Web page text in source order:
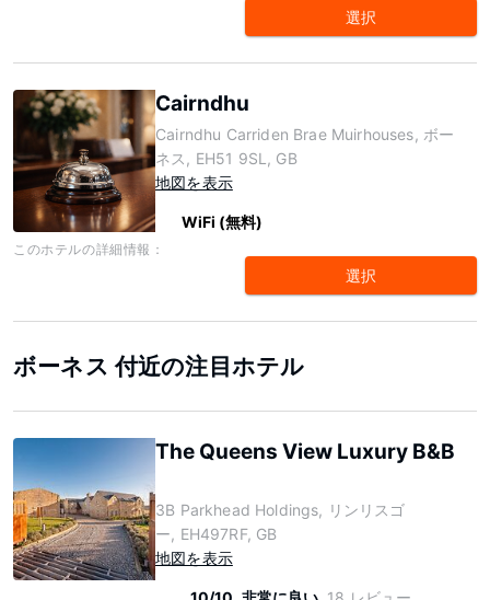
選択
Cairndhu
Cairndhu Carriden Brae Muirhouses, ボー
ネス, EH51 9SL, GB
地図を表示
WiFi (無料)
このホテルの詳細情報：
選択
ボーネス 付近の注目ホテル
The Queens View Luxury B&B
3B Parkhead Holdings, リンリスゴ
ー, EH497RF, GB
地図を表示